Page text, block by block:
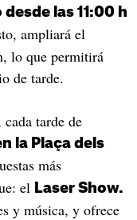
las 11:00 h
ampliará el
lo que permitirá
de tarde.
tarde de
la Plaça dels
más
el Laser Show.
y música, y ofrece